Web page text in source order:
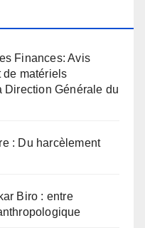
Finances: Avis
de matériels
Direction Générale du
: Du harcèlement
Biro : entre